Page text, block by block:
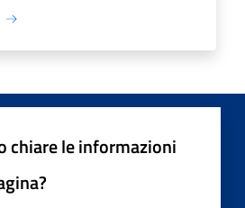
chiare le informazioni